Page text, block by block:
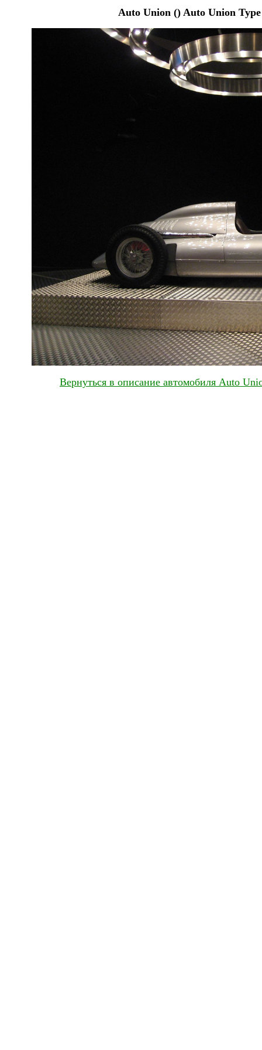
Auto Union () Auto Union
Вернуться в описание автомобиля Auto